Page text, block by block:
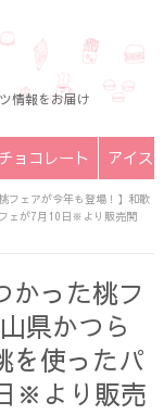
情報をお届け
チョコレート アイス
フェアが今年も登場！】和歌
ェが7月10日※より販売開
かった桃フ
県かつら
を使ったパ
※より販売